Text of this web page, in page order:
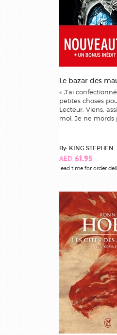
Le bazar des
« J’ai
petites choses
Lecteur. Viens,
moi. Je ne mords
By: KING STEPHEN
AED 61.95
lead time for order